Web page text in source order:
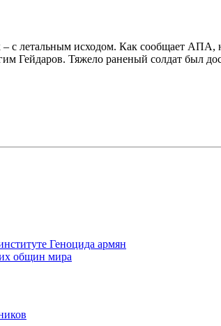
с летальным исходом. Как сообщает АПА,
Гейдаров. Тяжело раненый солдат был
Геноцида армян
общин мира